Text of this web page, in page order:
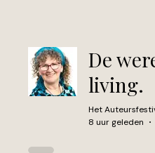
De
living.
Het
8 uur geleden